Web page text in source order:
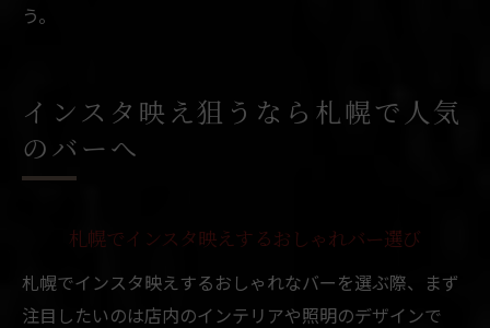
う。
インスタ映え狙うなら札幌で人気
のバーへ
札幌でインスタ映えするおしゃれバー選び
札幌でインスタ映えするおしゃれなバーを選ぶ際、まず
注目したいのは店内のインテリアや照明のデザインで